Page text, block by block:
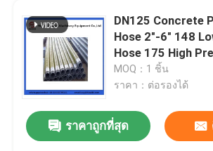
DN125 Concrete
Hose 2"-6" 148
Hose 175 High
MOQ：1 ชิ้น
ราคา：ต่อรองได้
ราคาถูกที่สุด